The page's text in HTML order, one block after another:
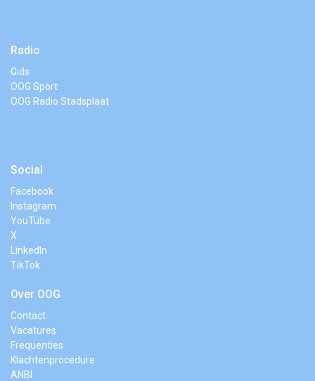
Radio
Gids
OOG Sport
OOG Radio Stadsplaat
Social
Facebook
Instagram
YouTube
X
LinkedIn
TikTok
Over OOG
Contact
Vacatures
Frequenties
Klachtenprocedure
ANBI